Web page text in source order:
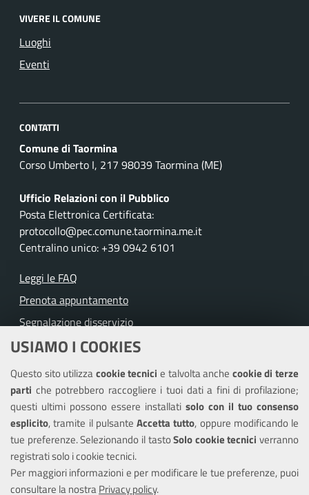
USIAMO I COOKIES
Questo sito utilizzacookie tecnicie talvolta anche cookie di terze
parti che potrebbero raccogliere i tuoi dati a fini di profilazione;
questi ultimi possono essere installati solo con il tuo consenso
esplicito, tramite il pulsante Accetta tutto, oppure modificando le
tue preferenze. Selezionando il tastoSolo cookie tecnici verranno
registrati solo i cookie tecnici.
Per maggiori informazioni e per modificare le tue preferenze, puoi
consultare la nostraPrivacy policy.
VIVERE IL COMUNE
Luoghi
Eventi
CONTATTI
Comune di Taormina
Corso Umberto I, 217 98039 Taormina (ME)
Ufficio Relazioni con il Pubblico
Posta Elettronica Certificata:
protocollo@pec.comune.taormina.me.it
Centralino unico: +39 0942 6101
Leggi le FAQ
Prenota appuntamento
Segnalazione disservizio
Richiesta assistenza
Amministrazione trasparente
Informativa privacy
Note legali
Piano di miglioramento del sito
Dichiarazione di accessibilità